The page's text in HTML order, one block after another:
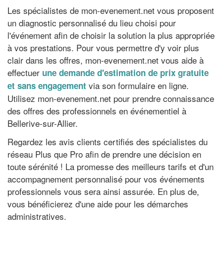
Les spécialistes de mon-evenement.net vous proposent
un diagnostic personnalisé du lieu choisi pour
l'événement afin de choisir la solution la plus appropriée
à vos prestations. Pour vous permettre d'y voir plus
clair dans les offres, mon-evenement.net vous aide à
effectuer une demande d'estimation de prix gratuite
et sans engagement via son formulaire en ligne.
Utilisez mon-evenement.net pour prendre connaissance
des offres des professionnels en événementiel à
Bellerive-sur-Allier.
Regardez les avis clients certifiés des spécialistes du
réseau Plus que Pro afin de prendre une décision en
toute sérénité ! La promesse des meilleurs tarifs et d'un
accompagnement personnalisé pour vos événements
professionnels vous sera ainsi assurée. En plus de,
vous bénéficierez d'une aide pour les démarches
administratives.